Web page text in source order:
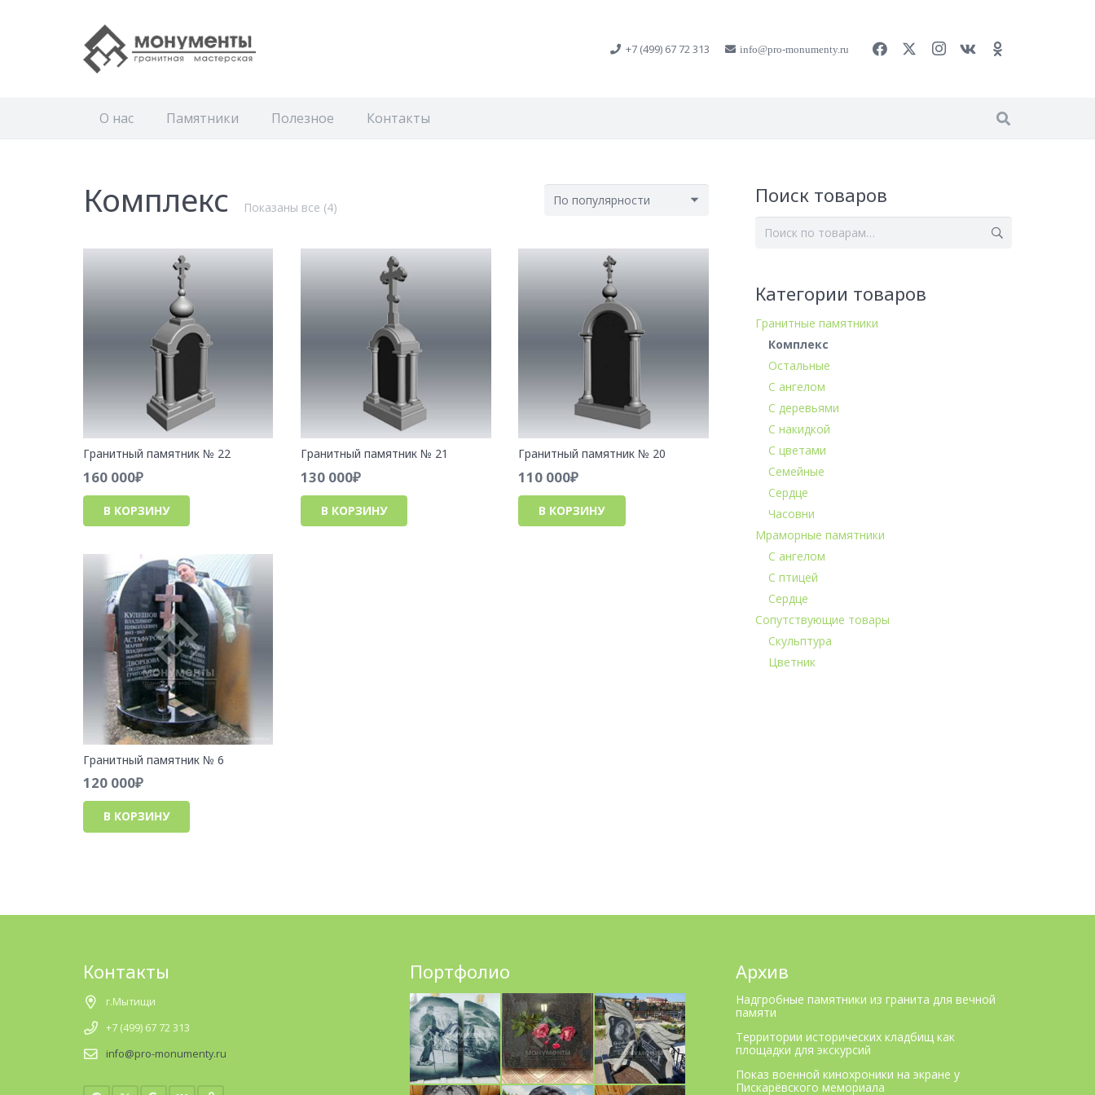
+7 (499) 67 72 313 info@pro-monumenty.ru
О нас Памятники Полезное Контакты
Комплекс Показаны все (4)
популярности
Гранитный памятник № 22
160 000₽
В КОРЗИНУ
Гранитный памятник № 21
130 000₽
В КОРЗИНУ
Гранитный памятник № 20
110 000₽
В КОРЗИНУ
Гранитный памятник № 6
120 000₽
В КОРЗИНУ
Поиск товаров
Искать:
Категории товаров
Гранитные памятники
Комплекс
Остальные
С ангелом
С деревьями
С накидкой
С цветами
Семейные
Сердце
Часовни
Мраморные памятники
С ангелом
С птицей
Сердце
Сопутствующие товары
Скульптура
Цветник
Контакты
г.Мытищи
+7 (499) 67 72 313
info@pro-monumenty.ru
Портфолио Архив
Надгробные памятники из гранита для вечной
памяти
Территории исторических кладбищ как
площадки для экскурсий
Показ военной кинохроники на экране у
Пискарёвского мемориала